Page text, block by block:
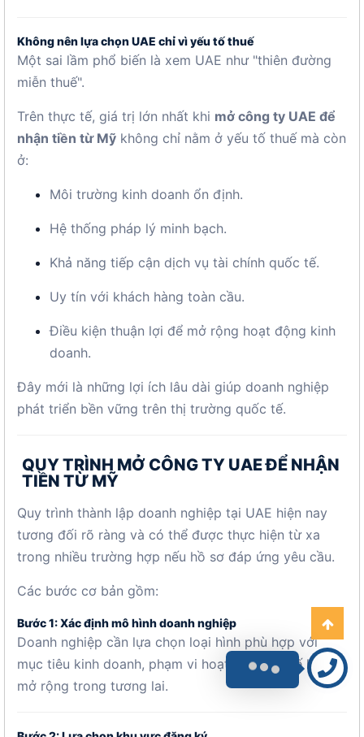
Không nên lựa chọn UAE chỉ vì yếu tố thuế
Một sai lầm phổ biến là xem UAE như "thiên đường
miễn thuế".
Trên thực tế, giá trị lớn nhất khi mở công ty UAE để
nhận tiền từ Mỹ không chỉ nằm ở yếu tố thuế mà còn
ở:
Môi trường kinh doanh ổn định.
Hệ thống pháp lý minh bạch.
Khả năng tiếp cận dịch vụ tài chính quốc tế.
Uy tín với khách hàng toàn cầu.
Điều kiện thuận lợi để mở rộng hoạt động kinh
doanh.
Đây mới là những lợi ích lâu dài giúp doanh nghiệp
phát triển bền vững trên thị trường quốc tế.
QUY TRÌNH MỞ CÔNG TY UAE ĐỂ NHẬN
TIỀN TỪ MỸ
Quy trình thành lập doanh nghiệp tại UAE hiện nay
tương đối rõ ràng và có thể được thực hiện từ xa
trong nhiều trường hợp nếu hồ sơ đáp ứng yêu cầu.
Các bước cơ bản gồm:
Bước 1: Xác định mô hình doanh nghiệp
Doanh nghiệp cần lựa chọn loại hình phù hợp với
mục tiêu kinh doanh, phạm vi hoạt động và kế hoạch
mở rộng trong tương lai.